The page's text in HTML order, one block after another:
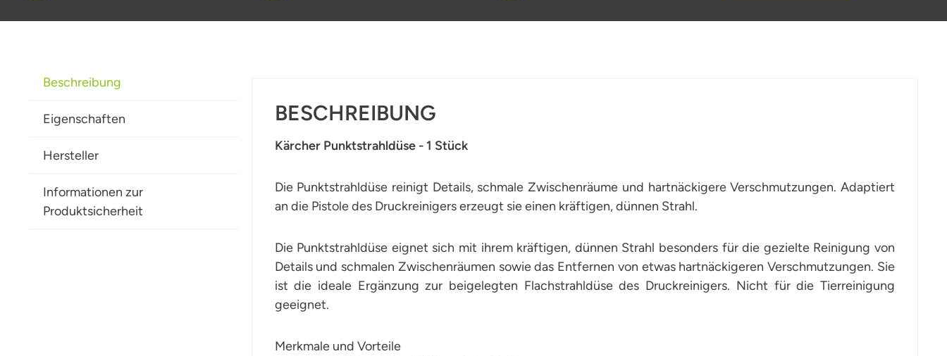
Beschreibung
Eigenschaften
Hersteller
Informationen zur
Produktsicherheit
BESCHREIBUNG
Kärcher Punktstrahldüse - 1 Stück
Die Punktstrahldüse reinigt Details, schmale Zwischenräume und hartnäckigere Verschmutzungen. Adaptiert
an die Pistole des Druckreinigers erzeugt sie einen kräftigen, dünnen Strahl.
Die Punktstrahldüse eignet sich mit ihrem kräftigen, dünnen Strahl besonders für die gezielte Reinigung von
Details und schmalen Zwischenräumen sowie das Entfernen von etwas hartnäckigeren Verschmutzungen. Sie
ist die ideale Ergänzung zur beigelegten Flachstrahldüse des Druckreinigers. Nicht für die Tierreinigung
geeignet.
Merkmale und Vorteile